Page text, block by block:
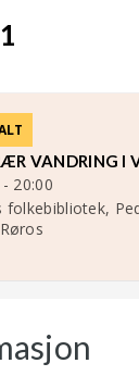
VANDRING I
20:00
folkebibliotek,